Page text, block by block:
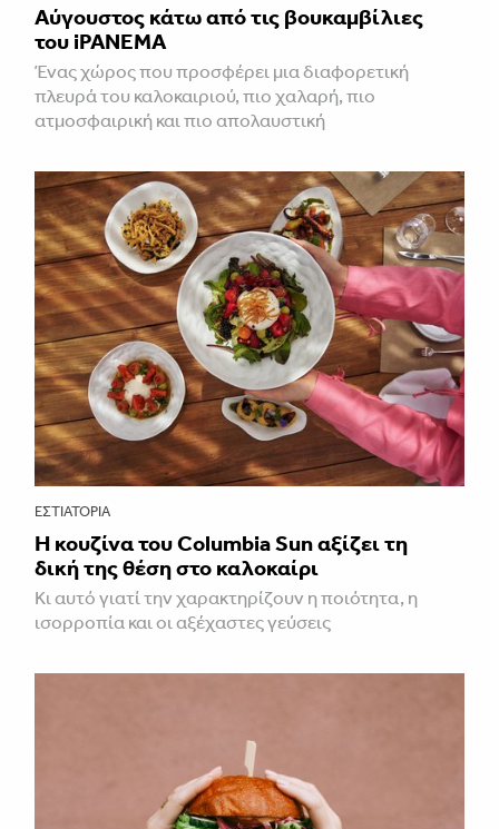
Αύγουστος κάτω από τις βουκαμβίλιες
του iPANEMA
Ένας χώρος που προσφέρει μια διαφορετική
πλευρά του καλοκαιριού, πιο χαλαρή, πιο
ατμοσφαιρική και πιο απολαυστική
ΕΣΤΙΑΤΌΡΙΑ
Η κουζίνα του Columbia Sun αξίζει τη
δική της θέση στο καλοκαίρι
Κι αυτό γιατί την χαρακτηρίζουν η ποιότητα, η
ισορροπία και οι αξέχαστες γεύσεις